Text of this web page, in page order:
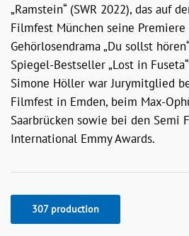
„Ramstein“ (SWR 2022), das auf
Filmfest München seine
Gehörlosendrama „Du sollst
Spiegel-Bestseller „Lost in
Simone Höller war Jurymitglied
Filmfest in Emden, beim Max-
Saarbrücken sowie bei den Semi
International Emmy Awards.
307 production